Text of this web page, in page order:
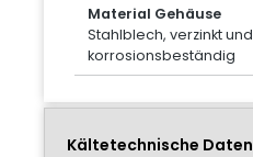
Material Gehäuse
Stahlblech, verzinkt und
korrosionsbeständig
Kältetechnische Daten